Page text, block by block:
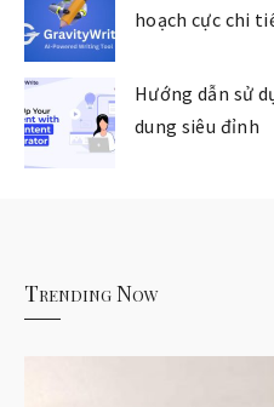
hoạch cực chi
Hướng dẫn sử
dung siêu đỉnh
Trending Now